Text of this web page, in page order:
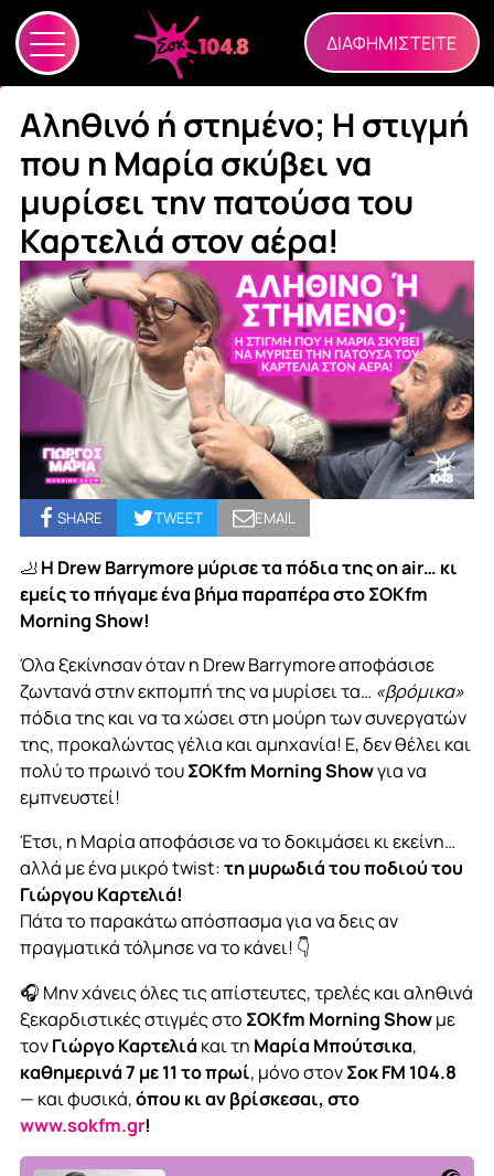
ΔΙΑΦΗΜΙΣΤΕΙΤΕ
Αληθινό ή στημένο; Η στιγμή
που η Μαρία σκύβει να
μυρίσει την πατούσα του
Καρτελιά στον αέρα!
SHARE TWEET EMAIL
🦶Η Drew Barrymore μύρισε τα πόδια της on air… κι
εμείς το πήγαμε ένα βήμα παραπέρα στο ΣΟΚfm
Morning Show!
Όλα ξεκίνησαν όταν η Drew Barrymore αποφάσισε
ζωντανά στην εκπομπή της να μυρίσει τα… «βρόμικα»
πόδια της και να τα χώσει στη μούρη των συνεργατών
της, προκαλώντας γέλια και αμηχανία! Ε, δεν θέλει και
πολύ το πρωινό τουΣΟΚfm Morning Showγια να
εμπνευστεί!
Έτσι, η Μαρία αποφάσισε να το δοκιμάσει κι εκείνη…
αλλά με ένα μικρό twist:τη μυρωδιά του ποδιού του
Γιώργου Καρτελιά!
Πάτα το παρακάτω απόσπασμα για να δεις αν
πραγματικά τόλμησε να το κάνει! 👇
🎧 Μην χάνεις όλες τις απίστευτες, τρελές και αληθινά
ξεκαρδιστικές στιγμές στο ΣΟΚfm Morning Showμε
τονΓιώργο Καρτελιά και τη Μαρία Μπούτσικα,
καθημερινά 7 με 11 το πρωί, μόνο στονΣοκ FM 104.8
— και φυσικά,όπου κι αν βρίσκεσαι, στο
www.sokfm.gr!